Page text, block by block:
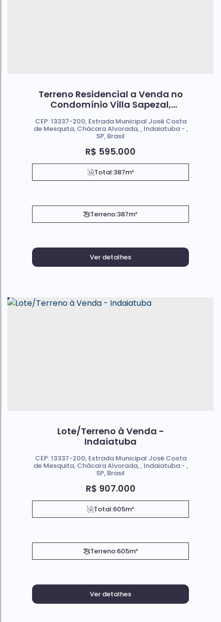
Terreno Residencial a Venda no
Condomínio Villa Sapezal,
Indaiatuba SP
R$ 595.000
CEP: 13337-200, Estrada Municipal José Costa
de Mesquita, Chácara Alvorada , Indaiatuba ,
SP, Brasil
Total:387m²
Terreno:387m²
Ver detalhes
Lote/Terreno à Venda -
Indaiatuba
R$ 907.000
CEP: 13337-200, Estrada Municipal José Costa
de Mesquita, Chácara Alvorada , Indaiatuba ,
SP, Brasil
Total:605m²
Terreno:605m²
Ver detalhes